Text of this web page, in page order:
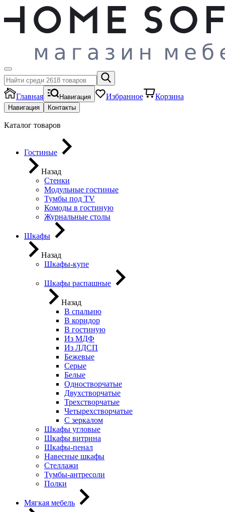
Главная Навигация Избранное Корзина
Навигация Контакты
Каталог товаров
Гостиные
Назад
Стенки
Модульные гостиные
Тумбы под ТV
Комоды в гостиную
Журнальные столы
Шкафы
Назад
Шкафы-купе
Шкафы распашные
Назад
В спальню
В коридор
В гостиную
Из МДФ
Из ЛДСП
Бежевые
Серые
Белые
Одностворчатые
Двухстворчатые
Трехстворчатые
Четырехстворчатые
С зеркалом
Шкафы угловые
Шкафы витрина
Шкафы-пенал
Навесные шкафы
Стеллажи
Тумбы-антресоли
Полки
Мягкая мебель